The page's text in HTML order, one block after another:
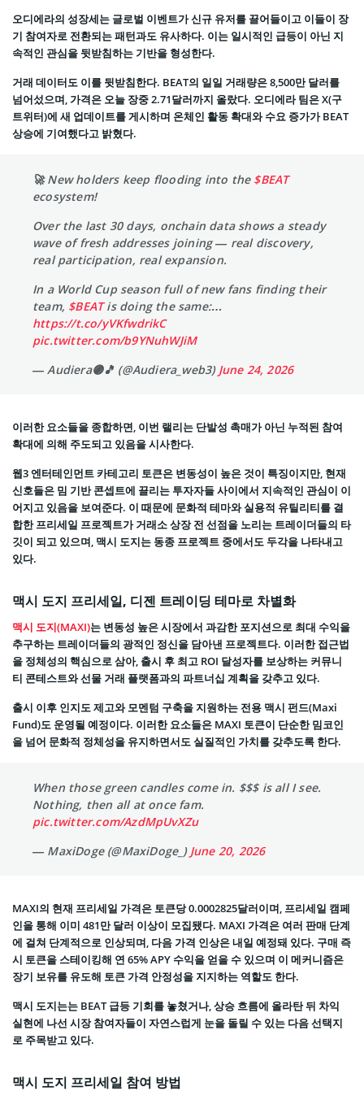
오디에라의 성장세는 글로벌 이벤트가 신규 유저를 끌어들이고 이들이 장
기 참여자로 전환되는 패턴과도 유사하다. 이는 일시적인 급등이 아닌 지
속적인 관심을 뒷받침하는 기반을 형성한다.
거래 데이터도 이를 뒷받침한다. BEAT의 일일 거래량은 8,500만 달러를
넘어섰으며, 가격은 오늘 장중 2.71달러까지 올랐다. 오디에라 팀은 X(구
트위터)에 새 업데이트를 게시하며 온체인 활동 확대와 수요 증가가 BEAT
상승에 기여했다고 밝혔다.
🚀 New holders keep flooding into the $BEAT
ecosystem!
Over the last 30 days, onchain data shows a steady
wave of fresh addresses joining — real discovery,
real participation, real expansion.
In a World Cup season full of new fans finding their
team, $BEATis doing the same:…
https://t.co/yVKfwdrikC
pic.twitter.com/b9YNuhWJiM
— Audiera🟣🎵 (@Audiera_web3) June 24, 2026
이러한 요소들을 종합하면, 이번 랠리는 단발성 촉매가 아닌 누적된 참여
확대에 의해 주도되고 있음을 시사한다.
웹3 엔터테인먼트 카테고리 토큰은 변동성이 높은 것이 특징이지만, 현재
신호들은 밈 기반 콘셉트에 끌리는 투자자들 사이에서 지속적인 관심이 이
어지고 있음을 보여준다. 이 때문에 문화적 테마와 실용적 유틸리티를 결
합한 프리세일 프로젝트가 거래소 상장 전 선점을 노리는 트레이더들의 타
깃이 되고 있으며, 맥시 도지는 동종 프로젝트 중에서도 두각을 나타내고
있다.
맥시 도지 프리세일, 디젠 트레이딩 테마로 차별화
맥시 도지(MAXI)는 변동성 높은 시장에서 과감한 포지션으로 최대 수익을
추구하는 트레이더들의 광적인 정신을 담아낸 프로젝트다. 이러한 접근법
을 정체성의 핵심으로 삼아, 출시 후 최고 ROI 달성자를 보상하는 커뮤니
티 콘테스트와 선물 거래 플랫폼과의 파트너십 계획을 갖추고 있다.
출시 이후 인지도 제고와 모멘텀 구축을 지원하는 전용 맥시 펀드(Maxi
Fund)도 운영될 예정이다. 이러한 요소들은 MAXI 토큰이 단순한 밈코인
을 넘어 문화적 정체성을 유지하면서도 실질적인 가치를 갖추도록 한다.
When those green candles come in. $$$ is all I see.
Nothing, then all at once fam.
pic.twitter.com/AzdMpUvXZu
— MaxiDoge (@MaxiDoge_) June 20, 2026
MAXI의 현재 프리세일 가격은 토큰당 0.0002825달러이며, 프리세일 캠페
인을 통해 이미 481만 달러 이상이 모집됐다. MAXI 가격은 여러 판매 단계
에 걸쳐 단계적으로 인상되며, 다음 가격 인상은 내일 예정돼 있다. 구매 즉
시 토큰을 스테이킹해 연 65% APY 수익을 얻을 수 있으며 이 메커니즘은
장기 보유를 유도해 토큰 가격 안정성을 지지하는 역할도 한다.
맥시 도지는는 BEAT 급등 기회를 놓쳤거나, 상승 흐름에 올라탄 뒤 차익
실현에 나선 시장 참여자들이 자연스럽게 눈을 돌릴 수 있는 다음 선택지
로 주목받고 있다.
맥시 도지 프리세일 참여 방법